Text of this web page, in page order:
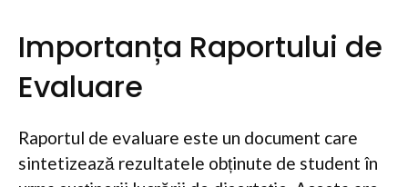
Importanța Raportului de
Evaluare
Raportul de evaluare este un document care
sintetizează rezultatele obținute de student în